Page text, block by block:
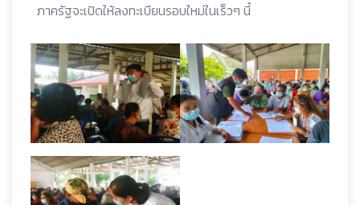
ภาครัฐจะเปิดให้ลงทะเบียนรอบใหม่ในเร็วๆ นี้